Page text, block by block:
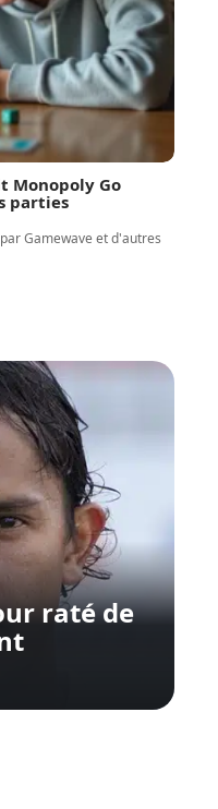
Monopoly Go
parties
Gamewave et d'autres
raté de